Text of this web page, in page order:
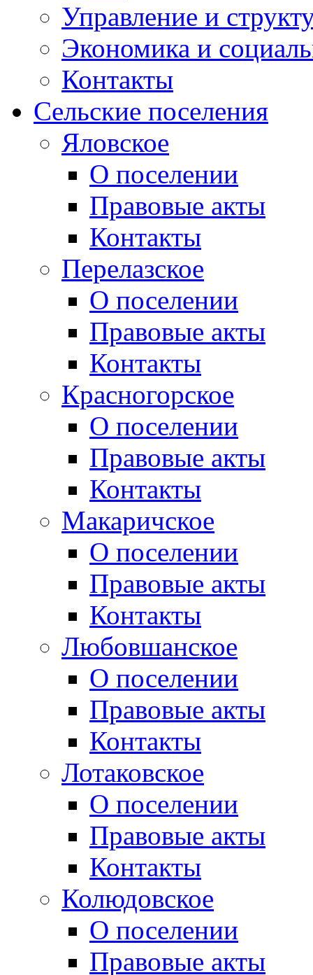
Управление и
Экономика и
Контакты
Сельские поселения
Яловское
О поселении
Правовые акты
Контакты
Перелазское
О поселении
Правовые акты
Контакты
Красногорское
О поселении
Правовые акты
Контакты
Макаричское
О поселении
Правовые акты
Контакты
Любовшанское
О поселении
Правовые акты
Контакты
Лотаковское
О поселении
Правовые акты
Контакты
Колюдовское
О поселении
Правовые акты